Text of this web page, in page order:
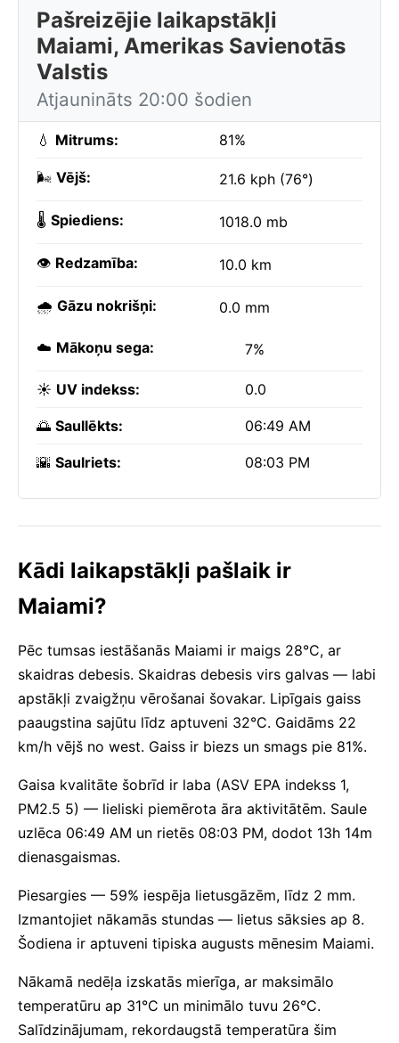
Pašreizējie laikapstākļi
Maiami, Amerikas Savienotās
Valstis
Atjaunināts 20:00 šodien
💧 Mitrums: 81%
🌬️ Vējš: 21.6 kph (76°)
🌡️ Spiediens: 1018.0 mb
👁️ Redzamība: 10.0 km
🌧️ Gāzu nokrišņi: 0.0 mm
☁️ Mākoņu sega: 7%
☀️ UV indekss: 0.0
🌅 Saullēkts: 06:49 AM
🌇 Saulriets: 08:03 PM
Kādi laikapstākļi pašlaik ir
Maiami?
Pēc tumsas iestāšanās Maiami ir maigs 28°C, ar
skaidras debesis. Skaidras debesis virs galvas — labi
apstākļi zvaigžņu vērošanai šovakar. Lipīgais gaiss
paaugstina sajūtu līdz aptuveni 32°C. Gaidāms 22
km/h vējš no west. Gaiss ir biezs un smags pie 81%.
Gaisa kvalitāte šobrīd ir laba (ASV EPA indekss 1,
PM2.5 5) — lieliski piemērota āra aktivitātēm. Saule
uzlēca 06:49 AM un rietēs 08:03 PM, dodot 13h 14m
dienasgaismas.
Piesargies — 59% iespēja lietusgāzēm, līdz 2 mm.
Izmantojiet nākamās stundas — lietus sāksies ap 8.
Šodiena ir aptuveni tipiska augusts mēnesim Maiami.
Nākamā nedēļa izskatās mierīga, ar maksimālo
temperatūru ap 31°C un minimālo tuvu 26°C.
Salīdzinājumam, rekordaugstā temperatūra šim